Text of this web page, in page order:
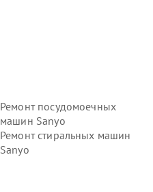
Ремонт посудомоечных
машин Sanyo
Ремонт стиральных машин
Sanyo